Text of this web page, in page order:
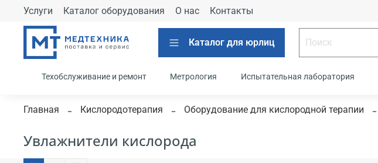
Услуги Каталог оборудования О нас Контакты
Каталог для юрлиц
Техобслуживание и ремонт Метрология Испытательная лаборатория
Главная Кислородотерапия Оборудование для кислородной терапии
Увлажнители кислорода